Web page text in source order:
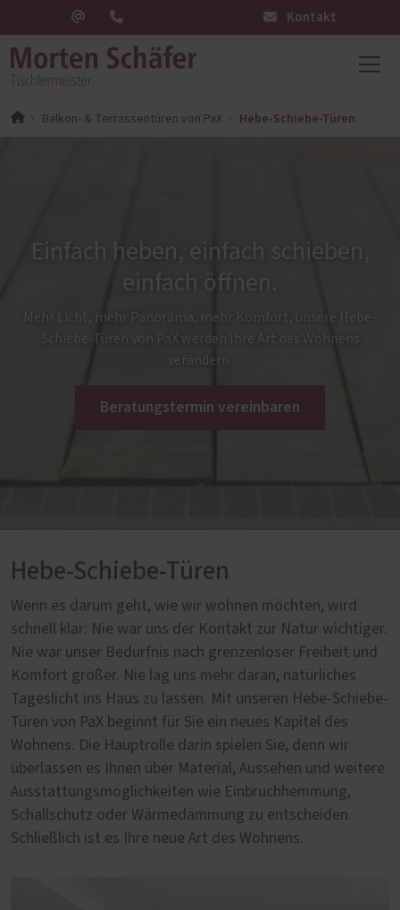
Kontakt
Balkon- & Terrassentüren von PaX Hebe-Schiebe-Türen
Einfach heben, einfach schieben,
einfach öffnen.
Mehr Licht, mehr Panorama, mehr Komfort, unsere Hebe-
Schiebe-Türen von PaX werden Ihre Art des Wohnens
verändern.
Beratungstermin vereinbaren
Hebe-Schiebe-Türen
Wenn es darum geht, wie wir wohnen möchten, wird
schnell klar: Nie war uns der Kontakt zur Natur wichtiger.
Nie war unser Bedürfnis nach grenzenloser Freiheit und
Komfort größer. Nie lag uns mehr daran, natürliches
Tageslicht ins Haus zu lassen. Mit unseren Hebe-Schiebe-
Türen von PaX beginnt für Sie ein neues Kapitel des
Wohnens. Die Hauptrolle darin spielen Sie, denn wir
überlassen es Ihnen über Material, Aussehen und weitere
Ausstattungsmöglichkeiten wie Einbruchhemmung,
Schallschutz oder Wärmedämmung zu entscheiden.
Schließlich ist es Ihre neue Art des Wohnens.